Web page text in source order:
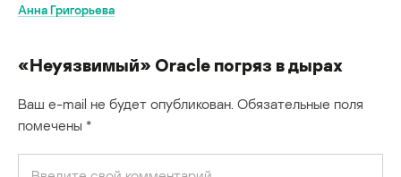
Анна Григорьева
«Неуязвимый» Oracle погряз в дырах
Ваш e-mail не будет опубликован. Обязательные поля
помечены *